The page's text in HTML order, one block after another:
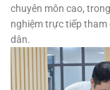
chuyên môn cao,
nghiệm trực tiếp
dân.